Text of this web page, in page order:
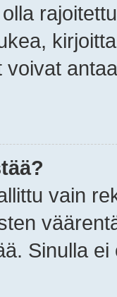
voivat
vain
Sinulla